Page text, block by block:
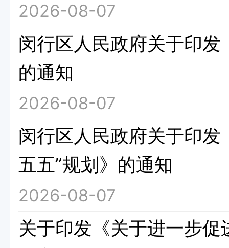
2026-08-07
闵行区人民政府关于印发
的通知
2026-08-07
闵行区人民政府关于印发
五五”规划》的通知
2026-08-07
关于印发《关于进一步